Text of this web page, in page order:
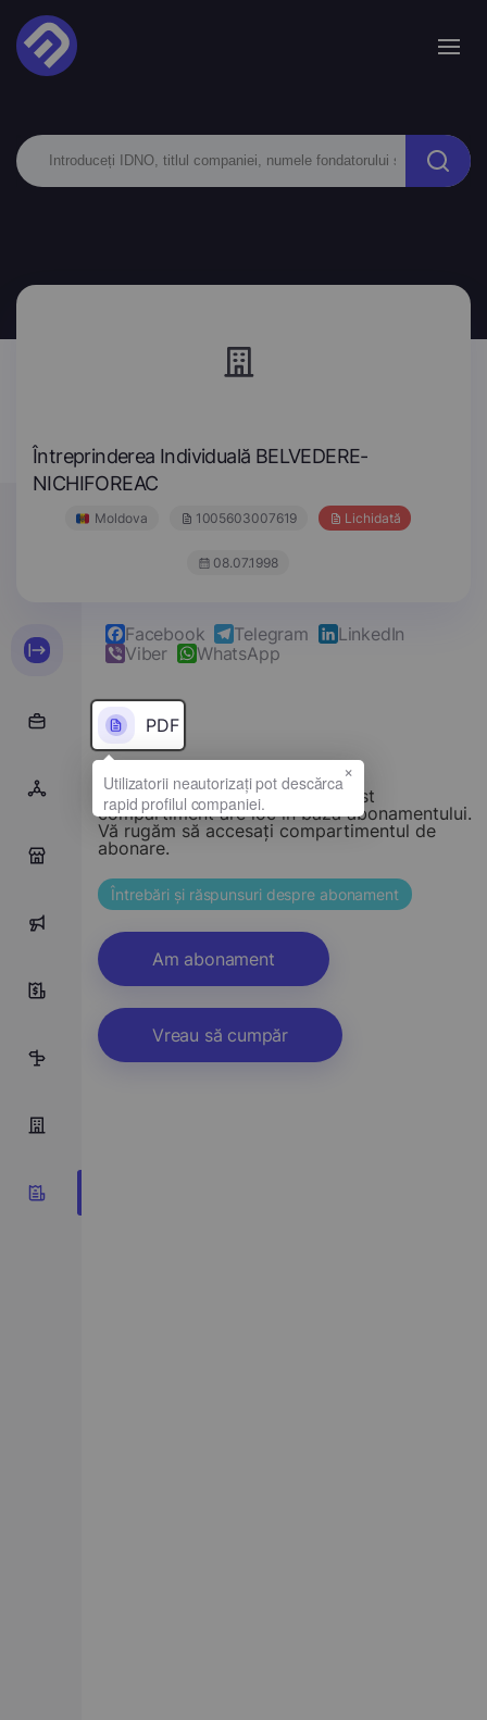
Întreprinderea Individuală BELVEDERE-
NICHIFOREAC
Moldova 1005603007619 Lichidată
08.07.1998
0
Facebook Telegram
LinkedIn
Viber
WhatsApp
PDF
Stimate vizitator, accesul la acest
compartiment are loc în baza abonamentului.
Vă rugăm să accesați compartimentul de
abonare.
Întrebări și răspunsuri despre abonament
Am abonament
Vreau să cumpăr
×